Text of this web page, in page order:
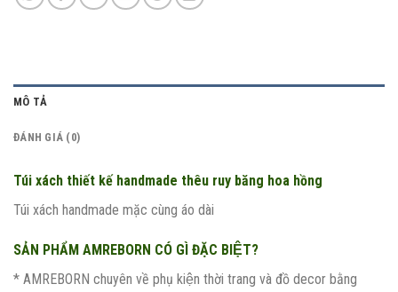
MÔ TẢ
ĐÁNH GIÁ (0)
Túi xách thiết kế handmade thêu ruy băng hoa hồng
Túi xách handmade mặc cùng áo dài
SẢN PHẨM AMREBORN CÓ GÌ ĐẶC BIỆT?
* AMREBORN chuyên về phụ kiện thời trang và đồ decor bằng